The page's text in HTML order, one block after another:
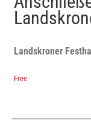
Landskroner
Free